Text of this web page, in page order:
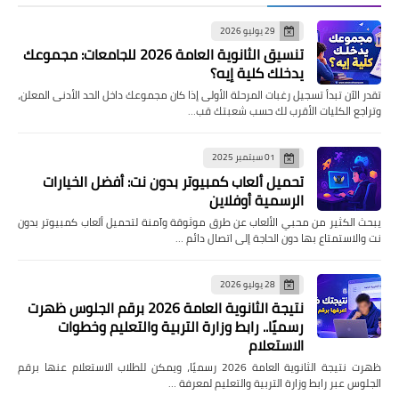
29 يوليو 2026
تنسيق الثانوية العامة 2026 للجامعات: مجموعك
يدخلك كلية إيه؟
تقدر الآن تبدأ تسجيل رغبات المرحلة الأولى إذا كان مجموعك داخل الحد الأدنى المعلن،
وتراجع الكليات الأقرب لك حسب شعبتك قب…
01 سبتمبر 2025
تحميل ألعاب كمبيوتر بدون نت: أفضل الخيارات
الرسمية أوفلاين
يبحث الكثير من محبي الألعاب عن طرق موثوقة وآمنة لتحميل ألعاب كمبيوتر بدون
نت والاستمتاع بها دون الحاجة إلى اتصال دائم …
28 يوليو 2026
نتيجة الثانوية العامة 2026 برقم الجلوس ظهرت
رسميًا.. رابط وزارة التربية والتعليم وخطوات
الاستعلام
ظهرت نتيجة الثانوية العامة 2026 رسميًا، ويمكن للطلاب الاستعلام عنها برقم
الجلوس عبر رابط وزارة التربية والتعليم لمعرفة …